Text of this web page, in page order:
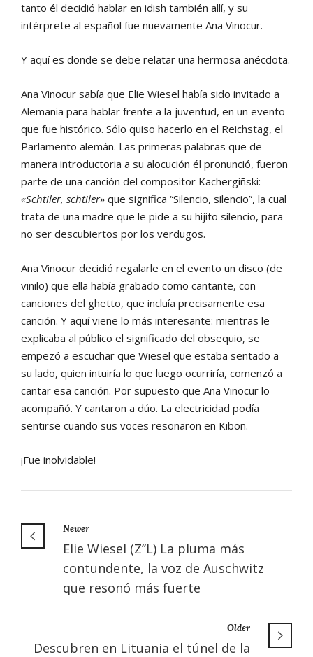
tanto él decidió hablar en idish también allí, y su
intérprete al español fue nuevamente Ana Vinocur.
Y aquí es donde se debe relatar una hermosa anécdota.
Ana Vinocur sabía que Elie Wiesel había sido invitado a
Alemania para hablar frente a la juventud, en un evento
que fue histórico. Sólo quiso hacerlo en el Reichstag, el
Parlamento alemán. Las primeras palabras que de
manera introductoria a su alocución él pronunció, fueron
parte de una canción del compositor Kachergiñski:
«Schtiler, schtiler» que significa “Silencio, silencio”, la cual
trata de una madre que le pide a su hijito silencio, para
no ser descubiertos por los verdugos.
Ana Vinocur decidió regalarle en el evento un disco (de
vinilo) que ella había grabado como cantante, con
canciones del ghetto, que incluía precisamente esa
canción. Y aquí viene lo más interesante: mientras le
explicaba al público el significado del obsequio, se
empezó a escuchar que Wiesel que estaba sentado a
su lado, quien intuiría lo que luego ocurriría, comenzó a
cantar esa canción. Por supuesto que Ana Vinocur lo
acompañó. Y cantaron a dúo. La electricidad podía
sentirse cuando sus voces resonaron en Kibon.
¡Fue inolvidable!
Newer
Elie Wiesel (Z’’L) La pluma más
contundente, la voz de Auschwitz
que resonó más fuerte
Older
Descubren en Lituania el túnel de la